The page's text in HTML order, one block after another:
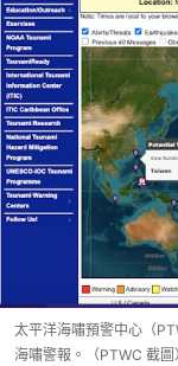
太平洋海嘯預警中心（
海嘯警報。（PTWC 截圖